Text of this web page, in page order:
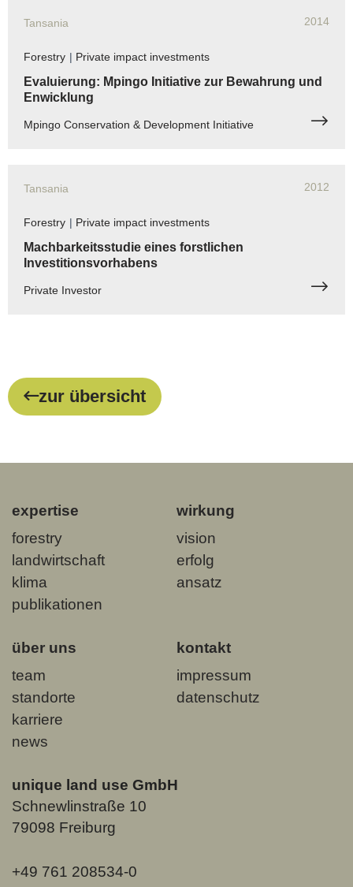
Tansania 2014
Forestry | Private impact investments
Evaluierung: Mpingo Initiative zur Bewahrung und
Enwicklung
Mpingo Conservation & Development Initiative
Tansania 2012
Forestry | Private impact investments
Machbarkeitsstudie eines forstlichen
Investitionsvorhabens
Private Investor
zur übersicht
expertise
forestry
landwirtschaft
klima
publikationen
wirkung
vision
erfolg
ansatz
über uns
team
standorte
karriere
news
kontakt
impressum
datenschutz
unique land use GmbH
Schnewlinstraße 10
79098 Freiburg
+49 761 208534-0